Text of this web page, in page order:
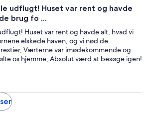
udflugt! Huset var rent og havde
brug fo ...
Huset var rent og havde alt, hvad vi
elskede haven, og vi nød de
Værterne var imødekommende og
os hjemme, Absolut værd at besøge igen!